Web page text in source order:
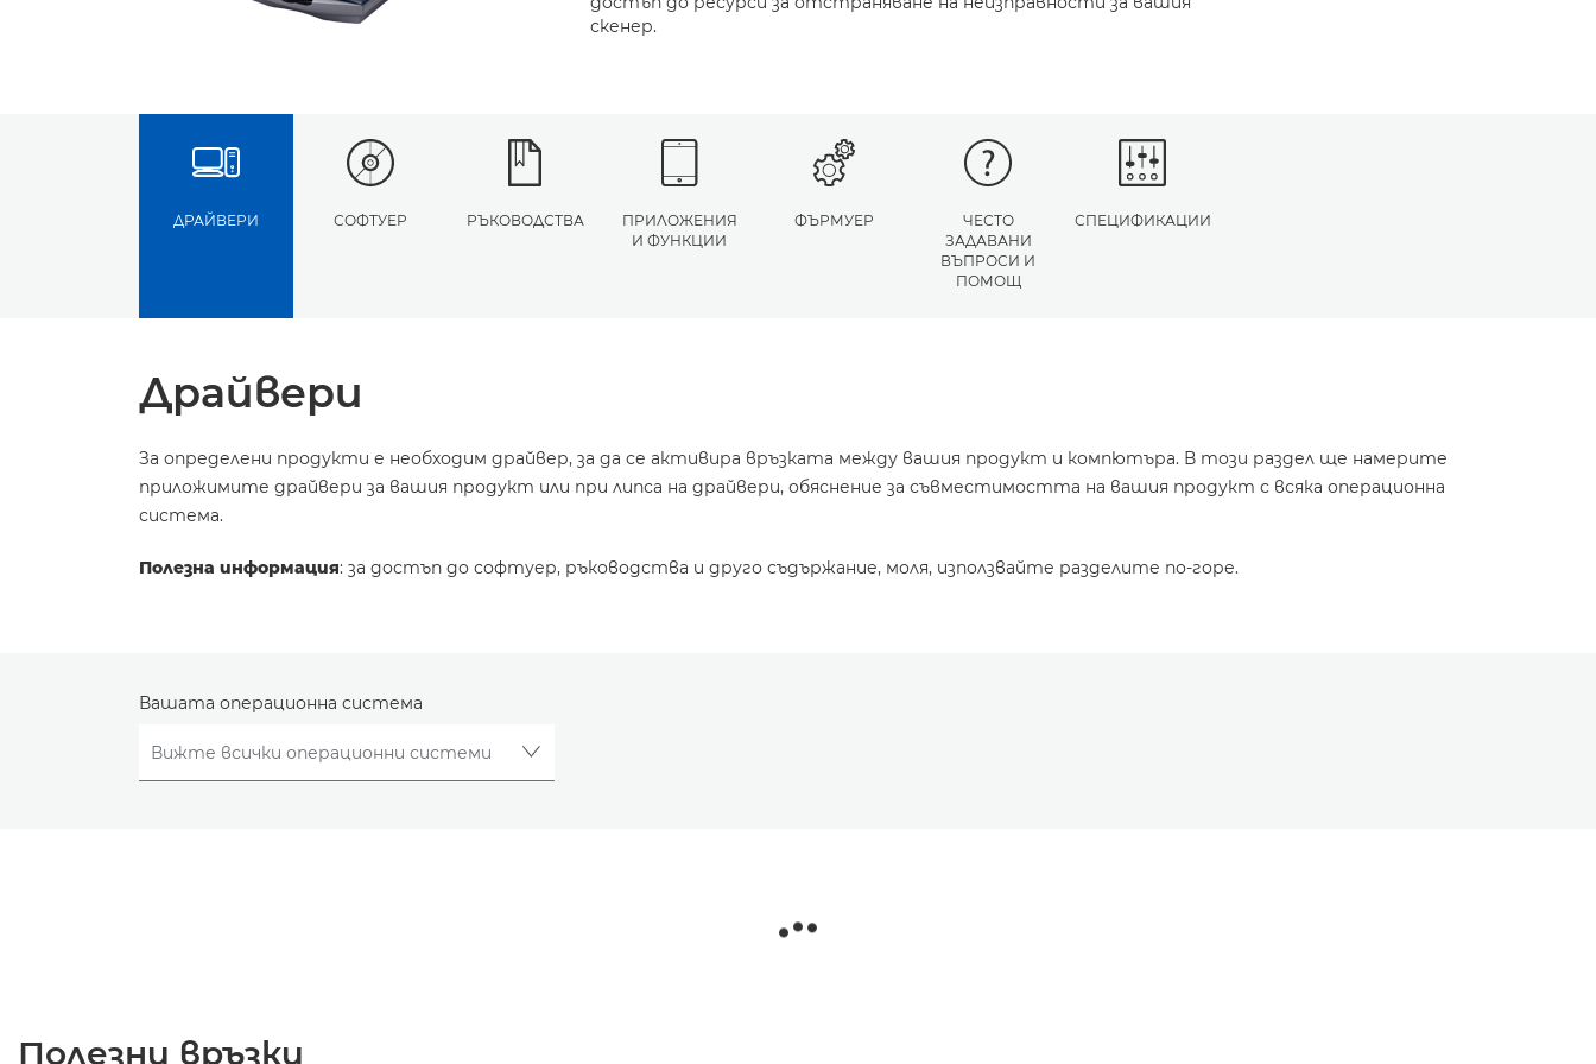
скенер.
ДРАЙВЕРИ СОФТУЕР РЪКОВОДСТВА
ПРИЛОЖЕНИЯ
И ФУНКЦИИ
ФЪРМУЕР
ЧЕСТО
ЗАДАВАНИ
ВЪПРОСИ И
ПОМОЩ
СПЕЦИФИКАЦИИ
Драйвери
За определени продукти е необходим драйвер, за да се активира връзката между вашия продукт и компютъра. В този раздел ще намерите
приложимите драйвери за вашия продукт или при липса на драйвери, обяснение за съвместимостта на вашия продукт с всяка операционна
система.
Полезна информация: за достъп до софтуер, ръководства и друго съдържание, моля, използвайте разделите по-горе.
Вашата операционна система
Полезни връзки